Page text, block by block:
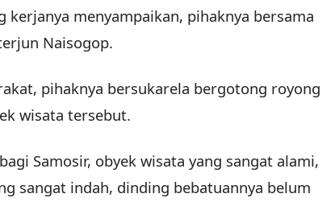
kerjanya menyampaikan, pihaknya bersama
Naisogop.
pihaknya bersukarela bergotong royong
wisata tersebut.
Samosir, obyek wisata yang sangat alami,
sangat indah, dinding bebatuannya belum